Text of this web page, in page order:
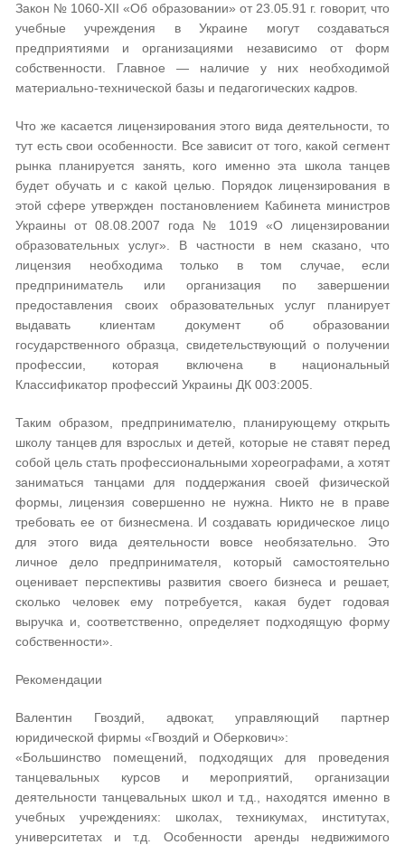
Закон № 1060-XII «Об образовании» от 23.05.91 г. говорит, что
учебные учреждения в Украине могут создаваться
предприятиями и организациями независимо от форм
собственности. Главное — наличие у них необходимой
материально-технической базы и педагогических кадров.
Что же касается лицензирования этого вида деятельности, то
тут есть свои особенности. Все зависит от того, какой сегмент
рынка планируется занять, кого именно эта школа танцев
будет обучать и с какой целью. Порядок лицензирования в
этой сфере утвержден постановлением Кабинета министров
Украины от 08.08.2007 года № 1019 «О лицензировании
образовательных услуг». В частности в нем сказано, что
лицензия необходима только в том случае, если
предприниматель или организация по завершении
предоставления своих образовательных услуг планирует
выдавать клиентам документ об образовании
государственного образца, свидетельствующий о получении
профессии, которая включена в национальный
Классификатор профессий Украины ДК 003:2005.
Таким образом, предпринимателю, планирующему открыть
школу танцев для взрослых и детей, которые не ставят перед
собой цель стать профессиональными хореографами, а хотят
заниматься танцами для поддержания своей физической
формы, лицензия совершенно не нужна. Никто не в праве
требовать ее от бизнесмена. И создавать юридическое лицо
для этого вида деятельности вовсе необязательно. Это
личное дело предпринимателя, который самостоятельно
оценивает перспективы развития своего бизнеса и решает,
сколько человек ему потребуется, какая будет годовая
выручка и, соответственно, определяет подходящую форму
собственности».
Рекомендации
Валентин Гвоздий, адвокат, управляющий партнер
юридической фирмы «Гвоздий и Оберкович»:
«Большинство помещений, подходящих для проведения
танцевальных курсов и мероприятий, организации
деятельности танцевальных школ и т.д., находятся именно в
учебных учреждениях: школах, техникумах, институтах,
университетах и т.д. Особенности аренды недвижимого